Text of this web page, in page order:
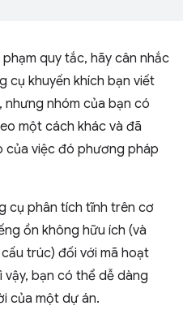
quy tắc, hãy cân nhắc
cụ khuyến khích bạn viết
nhóm của bạn có
một cách khác và đã
việc đó phương pháp
cụ phân tích tĩnh trên cơ
ồn không hữu ích (và
trúc) đối với mã hoạt
bạn có thể dễ dàng
của một dự án.